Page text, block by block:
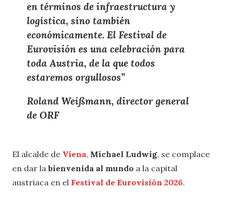
en términos de infraestructura y
logística, sino también
económicamente. El Festival de
Eurovisiónes una celebración para
todaAustria, de la que todos
estaremos orgullosos”
Roland Weißmann, director general
de ORF
El alcalde de Viena, Michael Ludwig, se complace
en dar la bienvenida al mundo a la capital
austriaca en el Festival de Eurovisión 2026.